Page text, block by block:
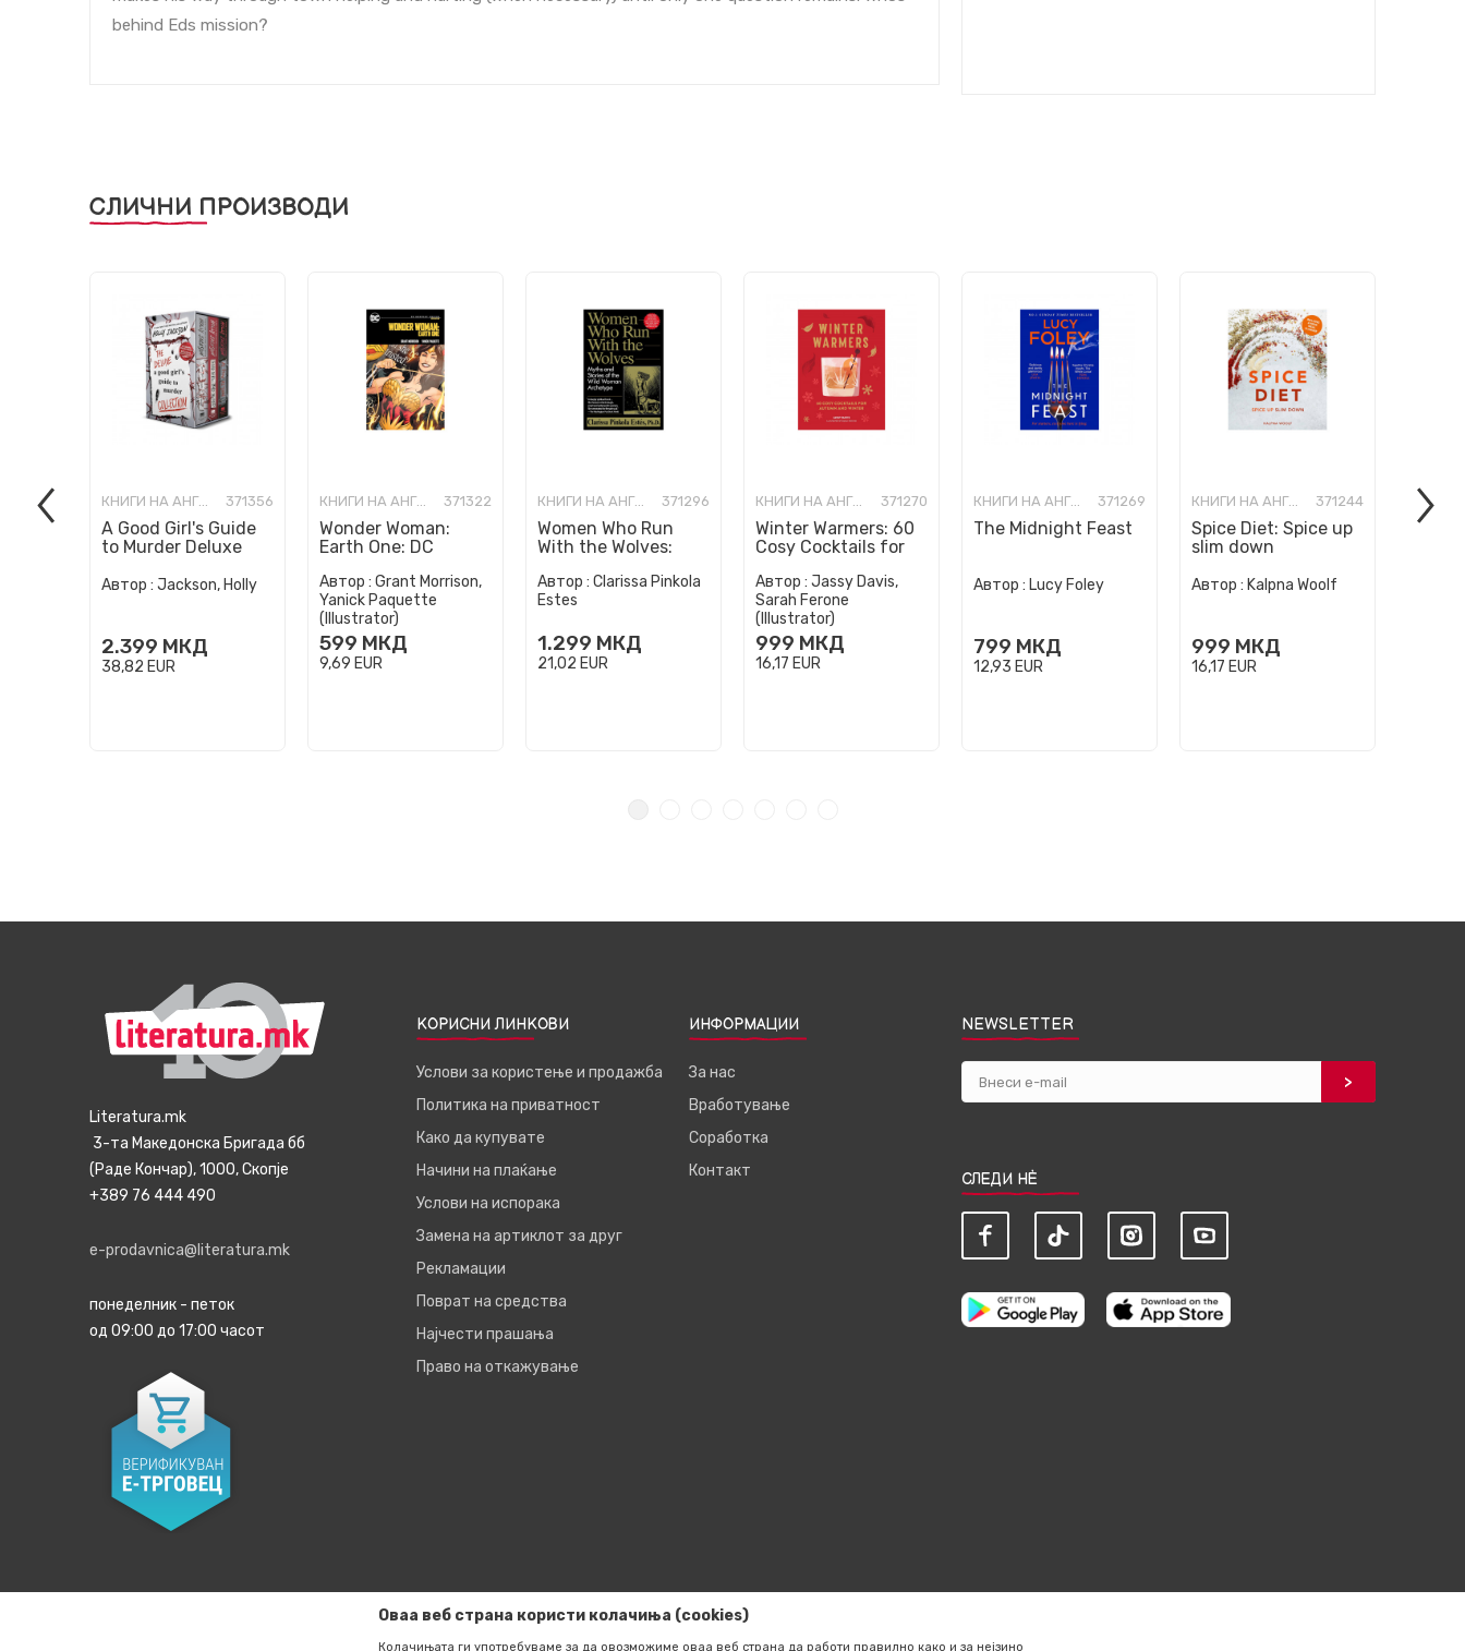
behind Eds mission?
СЛИЧНИ ПРОИЗВОДИ
КНИГИ НА АНГЛИСКИ ЈАЗИК 371356
A Good Girl's Guide
to Murder Deluxe
Set: Special Deluxe
Автор : Jackson, Holly
2.399 МКД
38,82 EUR
КНИГИ НА АНГЛИСКИ ЈАЗИК 371322
Wonder Woman:
Earth One: DC
Edition
Автор : Grant Morrison,
Yanick Paquette
(Illustrator)
599 МКД
9,69 EUR
КНИГИ НА АНГЛИСКИ ЈАЗИК 371296
Women Who Run
With the Wolves:
the Wild Woman
Archetype
Автор : Clarissa Pinkola
Estes
1.299 МКД
21,02 EUR
КНИГИ НА АНГЛИСКИ ЈАЗИК 371270
Winter Warmers: 60
Cosy Cocktails for
Автор : Jassy Davis,
Sarah Ferone
(Illustrator)
999 МКД
16,17 EUR
КНИГИ НА АНГЛИСКИ ЈАЗИК 371269
The Midnight Feast
Автор : Lucy Foley
799 МКД
12,93 EUR
КНИГИ НА АНГЛИСКИ ЈАЗИК 371244
Spice Diet: Spice up
slim down
Автор : Kalpna Woolf
999 МКД
16,17 EUR
How
Literatura.mk
3-та Македонска Бригада бб
(Раде Кончар), 1000, Скопје
+389 76 444 490
e-prodavnica@literatura.mk
понеделник - петок
од 09:00 до 17:00 часот
КОРИСНИ ЛИНКОВИ
Услови за користење и продажба
Политика на приватност
Како да купувате
Начини на плаќање
Услови на испорака
Замена на артиклот за друг
Рекламации
Поврат на средства
Најчести прашања
Право на откажување
ИНФОРМАЦИИ
За нас
Вработување
Соработка
Контакт
NEWSLETTER
СЛЕДИ НЀ
Оваа веб страна користи колачиња (cookies)
Колачињата ги употребуваме за да овозможиме оваа веб страна да работи правилно како и за нејзино